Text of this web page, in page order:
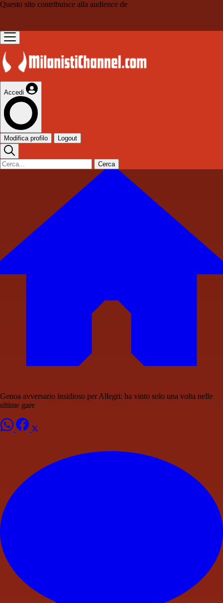
Questo sito contribuisce alla audience de
Accedi
Modifica profilo Logout
Cerca
Genoa avversario insidioso per Allegri: ha vinto solo una volta nelle
ultime gare